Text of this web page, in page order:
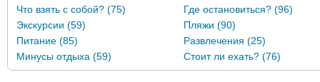
Что взять с собой? (75)
Где остановиться? (96)
Экскурсии (59)
Пляжи (90)
Питание (85)
Развлечения (25)
Минусы отдыха (59)
Стоит ли ехать? (76)